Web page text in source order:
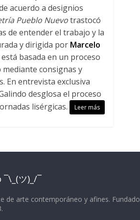
acuerdo a designios
Pueblo Nuevotrastocó
de entender el trabajo y la
y dirigida por Marcelo
basada en un proceso
consignas y
En entrevista exclusiva
desglosa el proceso
lisérgicas.
Leer más
ツ)_/¯
de arte contemporáneo y afines. Fundado